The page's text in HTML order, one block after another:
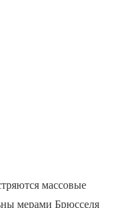
массовые
мерами Брюсселя